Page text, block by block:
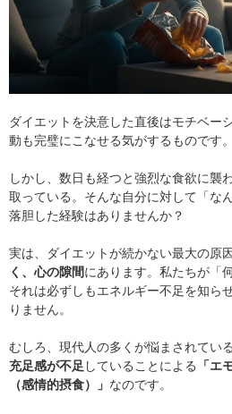
ダイエットを決意した直後はモチベー
動も完璧にこなせる気がするものです。
しかし、数日も経つと強烈な食欲に襲
取っている。そんな自分に対して「な
落胆した経験はありませんか？
実は、ダイエットが続かない最大の原因
く、心の隙間にあります。私たちが「
それは必ずしもエネルギー不足を知ら
りません。
むしろ、現代人の多くが悩まされてい
充足感が不足 していることによる
「エ
（感情的摂食）」 なのです。